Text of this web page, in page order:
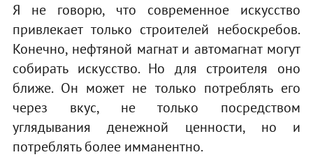
Я не говорю, что современное искусство
привлекает только строителей небоскребов.
Конечно, нефтяной магнат и автомагнат могут
собирать искусство. Но для строителя оно
ближе. Он может не только потреблять его
через вкус, не только посредством
углядывания денежной ценности, но и
потреблять более имманентно.